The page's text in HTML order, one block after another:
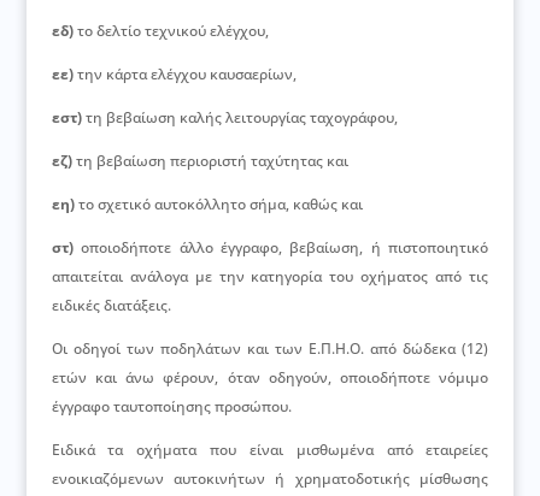
εδ)το δελτίο τεχνικού ελέγχου,
εε)την κάρτα ελέγχου καυσαερίων,
εστ)τη βεβαίωση καλής λειτουργίας ταχογράφου,
εζ)τη βεβαίωση περιοριστή ταχύτητας και
εη)το σχετικό αυτοκόλλητο σήμα, καθώς και
στ)οποιοδήποτε άλλο έγγραφο, βεβαίωση, ή πιστοποιητικό
απαιτείται ανάλογα με την κατηγορία του οχήματος από τις
ειδικές διατάξεις.
Οι οδηγοί των ποδηλάτων και των Ε.Π.Η.Ο. από δώδεκα (12)
ετών και άνω φέρουν, όταν οδηγούν, οποιοδήποτε νόμιμο
έγγραφο ταυτοποίησης προσώπου.
Ειδικά τα οχήματα που είναι μισθωμένα από εταιρείες
ενοικιαζόμενων αυτοκινήτων ή χρηματοδοτικής μίσθωσης